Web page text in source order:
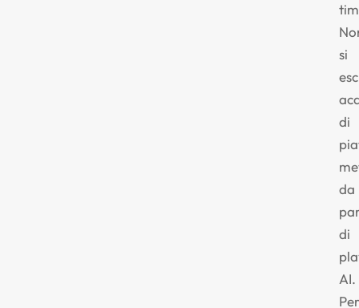
si
di
da
di
AI.
Per